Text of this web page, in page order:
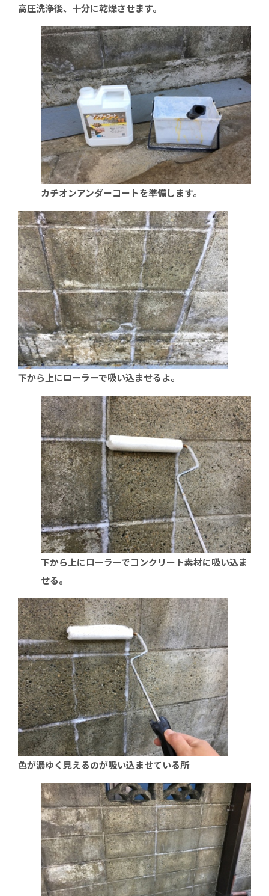
高圧洗浄後、十分に乾燥させます。
カチオンアンダーコートを準備します。
下から上にローラーで吸い込ませるよ。
下から上にローラーでコンクリート素材に吸い込ま
せる。
色が濃ゆく見えるのが吸い込ませている所